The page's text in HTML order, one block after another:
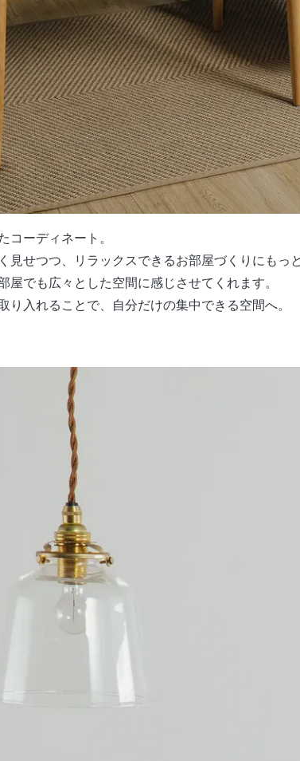
コーディネート。
見せつつ、リラックスできるお部屋づくりにもっ
屋でも広々とした空間に感じさせてくれます。
り入れることで、自分だけの集中できる空間へ。